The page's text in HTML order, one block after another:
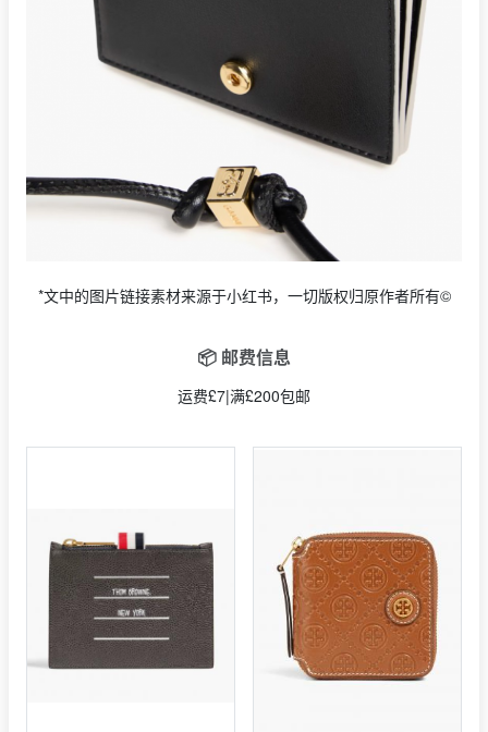
*文中的图片链接素材来源于小红书，一切版权归原作者所有©
📦 邮费信息
运费£7|满£200包邮